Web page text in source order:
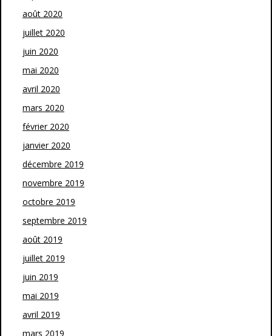
août 2020
juillet 2020
juin 2020
mai 2020
avril 2020
mars 2020
février 2020
janvier 2020
décembre 2019
novembre 2019
octobre 2019
septembre 2019
août 2019
juillet 2019
juin 2019
mai 2019
avril 2019
mars 2019